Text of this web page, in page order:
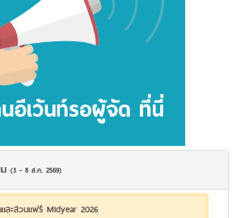
(3 - 8 ส.ค. 2569)
ละสวนแฟร์ Midyear 2026